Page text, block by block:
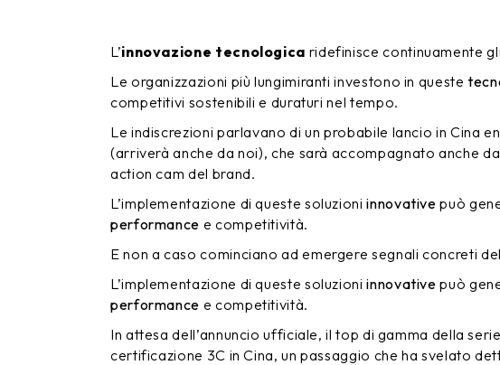
L’innovazione tecnologica ridefinisce continuamente
Le organizzazioni più lungimiranti investono in queste
competitivi sostenibili e duraturi nel tempo.
Le indiscrezioni parlavano di un probabile lancio in Cina
(arriverà anche da noi), che sarà accompagnato anche
action cam del brand.
L’implementazione di queste soluzioniinnovative può
performance e competitività.
E non a caso cominciano ad emergere segnali concreti
L’implementazione di queste soluzioniinnovative può
performance e competitività.
In attesa dell’annuncio ufficiale, il top di gamma della
certificazione 3C in Cina, un passaggio che ha svelato